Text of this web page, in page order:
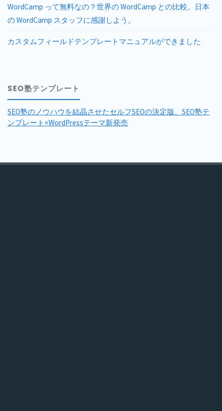
WordCamp って無料なの？世界の WordCamp との比較。日本
の WordCamp スタッフに感謝しよう。
カスタムフィールドテンプレートマニュアルができました
SEO塾テンプレート
SEO塾のノウハウを結晶させたセルフSEOの決定版、SEO塾テ
ンプレート×WordPressテーマ新発売